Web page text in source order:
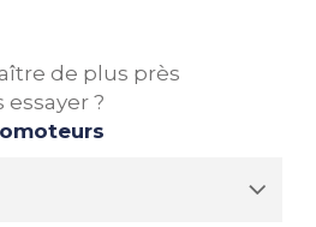
de plus près
?